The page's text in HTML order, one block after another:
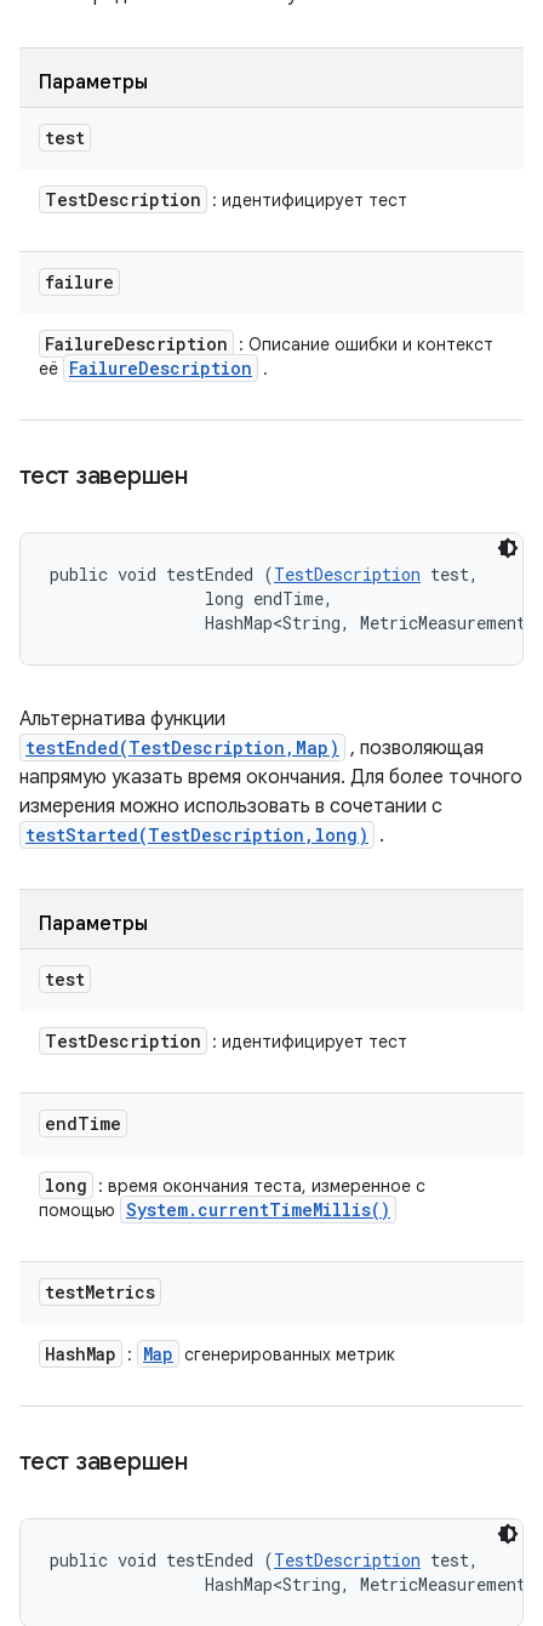
Параметры
test
TestDescription : идентифицирует тест
failure
FailureDescription
: Описание ошибки и контекст
её FailureDescription .
тест завершен
public void testEnded (TestDescription test,
                long endTime,
HashMap<String,
Альтернатива функции
testEnded(TestDescription,Map) , позволяющая
напрямую указать время окончания. Для более точного
измерения можно использовать в сочетании с
testStarted(TestDescription,long) .
Параметры
test
TestDescription : идентифицирует тест
endTime
long
: время окончания теста, измеренное с
помощью System. currentTimeMillis( )
testMetrics
HashMap : Map сгенерированных метрик
тест завершен
public void testEnded (TestDescription test,
HashMap<String,